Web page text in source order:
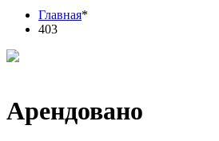
Главная*
403
Арендовано